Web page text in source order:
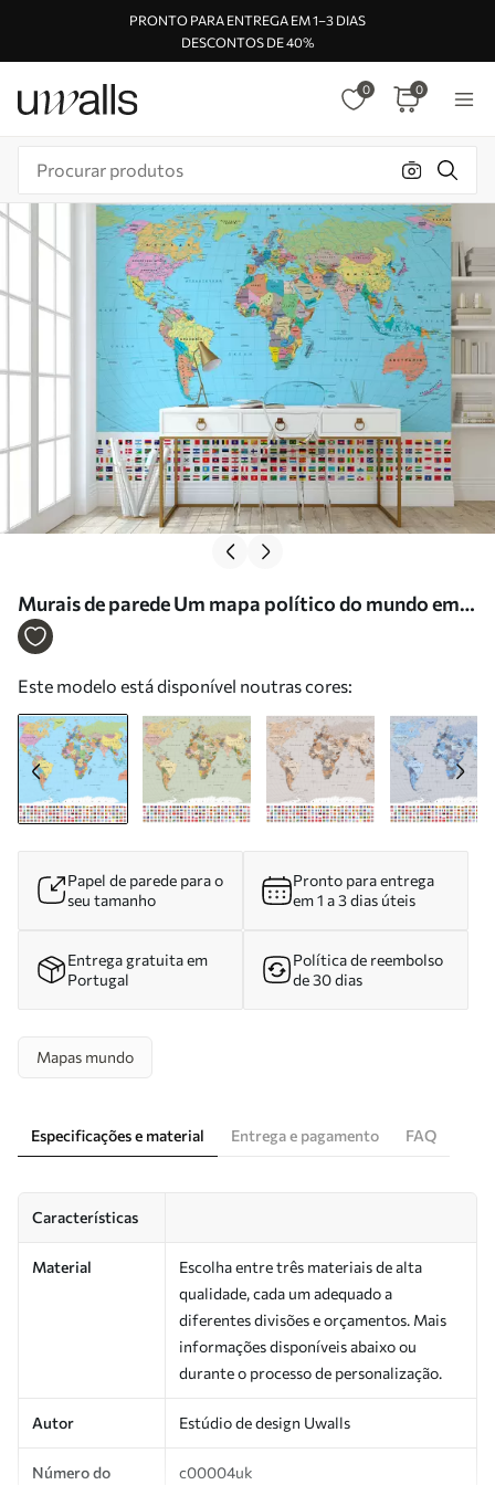
PRONTO PARA ENTREGA EM 1–3 DIAS
DESCONTOS DE 40%
0 0
Murais de parede Um mapa político do mundo em
tons de verde-oliva com bandeiras, em ucraniano
Este modelo está disponível noutras cores:
Papel de parede para o
seu tamanho
Pronto para entrega
em 1 a 3 dias úteis
Entrega gratuita em
Portugal
Política de reembolso
de 30 dias
Mapas mundo
Especificações e material Entrega e pagamento FAQ
Características
Material
Escolha entre três materiais de alta
qualidade, cada um adequado a
diferentes divisões e orçamentos. Mais
informações disponíveis abaixo ou
durante o processo de personalização.
Autor Estúdio de design Uwalls
Número do
c00004uk